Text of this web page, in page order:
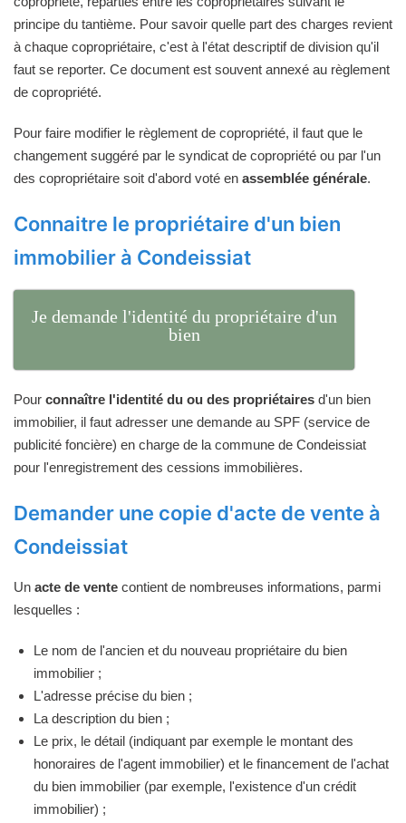
principe du tantième. Pour savoir quelle part des charges revient
à chaque copropriétaire, c'est à l'état descriptif de division qu'il
faut se reporter. Ce document est souvent annexé au règlement
de copropriété.
Pour faire modifier le règlement de copropriété, il faut que le
changement suggéré par le syndicat de copropriété ou par l'un
des copropriétaire soit d'abord voté en assemblée générale.
Connaitre le propriétaire d'un bien
immobilier à Condeissiat
Je demande l'identité du propriétaire d'un
bien
Pour connaître l'identité du ou des propriétaires d'un bien
immobilier, il faut adresser une demande au SPF (service de
publicité foncière) en charge de la commune de Condeissiat
pour l'enregistrement des cessions immobilières.
Demander une copie d'acte de vente à
Condeissiat
Un acte de vente contient de nombreuses informations, parmi
lesquelles :
Le nom de l'ancien et du nouveau propriétaire du bien
immobilier ;
L'adresse précise du bien ;
La description du bien ;
Le prix, le détail (indiquant par exemple le montant des
honoraires de l'agent immobilier) et le financement de l'achat
du bien immobilier (par exemple, l'existence d'un crédit
immobilier) ;